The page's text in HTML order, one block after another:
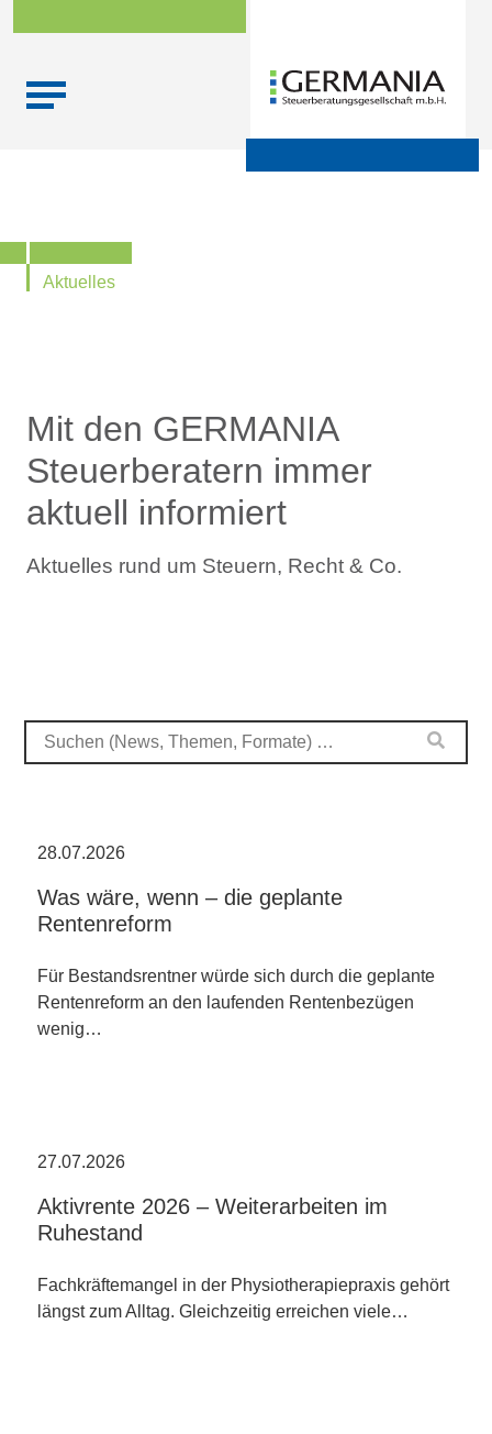
Skip
Wirtschaftsprüfung und Finanzen
Aktuelles
Mit den GERMANIA
Steuerberatern immer
aktuell informiert
Aktuelles rund um Steuern, Recht & Co.
28.07.2026
Was wäre, wenn – die geplante
Rentenreform
Für Bestandsrentner würde sich durch die geplante
Rentenreform an den laufenden Rentenbezügen
wenig…
27.07.2026
Aktivrente 2026 – Weiterarbeiten im
Ruhestand
Fachkräftemangel in der Physiotherapiepraxis gehört
längst zum Alltag. Gleichzeitig erreichen viele…